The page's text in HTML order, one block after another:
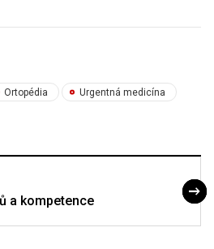
Ortopédia Urgentná medicína
a kompetence